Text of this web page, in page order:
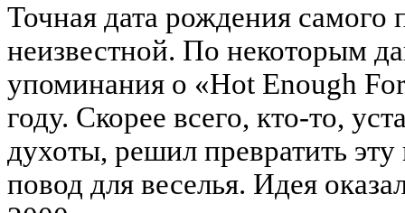
Точная дата рождения самого
неизвестной. По некоторым
упоминания о «Hot Enough
году. Скорее всего, кто-то,
духоты, решил превратить
повод для веселья. Идея